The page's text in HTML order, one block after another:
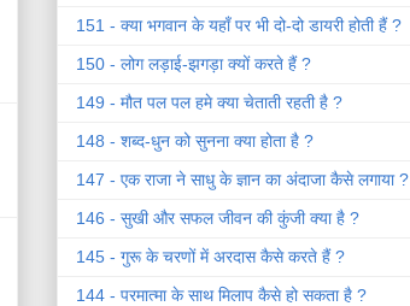
151 - क्या भगवान के यहाँ पर भी दो-दो डायरी होती हैं ?
150 - लोग लड़ाई-झगड़ा क्यों करते हैं ?
149 - मौत पल पल हमे क्या चेताती रहती है ?
148 - शब्द-धुन को सुनना क्या होता है ?
147 - एक राजा ने साधु के ज्ञान का अंदाजा कैसे लगाया ?
146 - सुखी और सफल जीवन की कुंजी क्या है ?
145 - गुरू के चरणों में अरदास कैसे करते हैं ?
144 - परमात्मा के साथ मिलाप कैसे हो सकता है ?